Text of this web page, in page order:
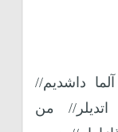
داشدیم//
اتدیلر// من